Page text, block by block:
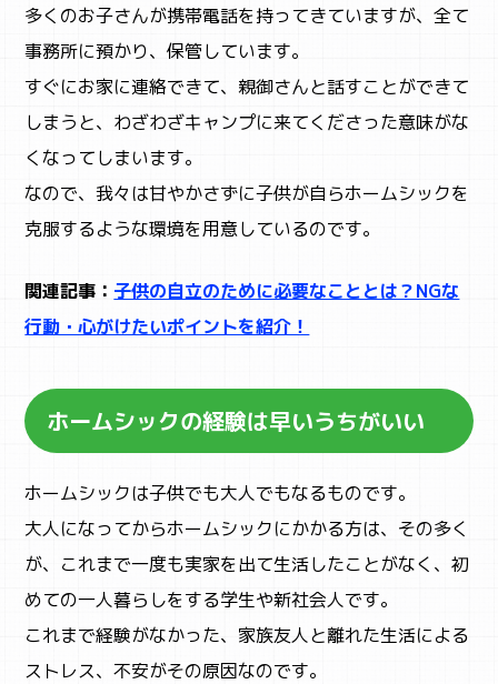
子育て
STUDY
多くのお子さんが携帯電話を持ってきていますが、全て
事務所に預かり、保管しています。
すぐにお家に連絡できて、親御さんと話すことができて
しまうと、わざわざキャンプに来てくださった意味がな
くなってしまいます。
なので、我々は甘やかさずに子供が自らホームシックを
克服するような環境を用意しているのです。
関連記事： 子供の自立のために必要なこととは？NGな
行動・心がけたいポイントを紹介！
ホームシックの経験は早いうちがいい
ホームシックは子供でも大人でもなるものです。
大人になってからホームシックにかかる方は、その多く
が、これまで一度も実家を出て生活したことがなく、初
めての一人暮らしをする学生や新社会人です。
これまで経験がなかった、家族友人と離れた生活による
ストレス、不安がその原因なのです。